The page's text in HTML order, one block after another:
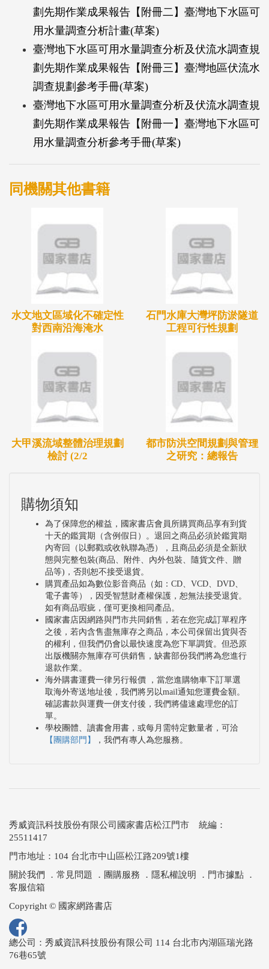
劃先期作業成果報告【附冊二】臺灣地下水區可
用水量調查分析計畫(草案)
臺灣地下水區可用水量調查分析及伏流水調查規
劃先期作業成果報告【附冊三】臺灣地區伏流水
調查規劃參考手冊(草案)
臺灣地下水區可用水量調查分析及伏流水調查規
劃先期作業成果報告【附冊一】臺灣地下水區可
用水量調查分析參考手冊(草案)
同機關其他書籍
水文地文區域化不確定性
對西南沿海淹水
石門水庫大灣坪防淤隧道
工程可行性規劃
大甲溪流域整體治理規劃
檢討 (2/2
都市防洪空間規劃與管理
之研究：總報告
購物須知
為了保障您的權益，國家書店會員所購買商品享有到貨
十天的鑑賞期（含例假日）。退回之商品必須於鑑賞期
內寄回（以郵戳或收執聯為憑），且商品必須是全新狀
態與完整包裝(商品、附件、內外包裝、隨貨文件、贈
品等)，否則恕不接受退貨。
購買產品如為數位影音商品（如：CD、VCD、DVD、
電子書等），因受智慧財產權保護，恕無法接受退貨。
如有商品瑕疵，僅可更換相同產品。
國家書店因網路與門市共同銷售，若在您完成訂單程序
之後，若內含售盡無庫存之商品，本公司保留出貨與否
的權利，但我們仍會以最快速度為您下單調貨。但恐原
出版機關亦無庫存可供銷售，缺書部份我們將為您進行
退款作業。
海外購書運費一律另行報價 ，當您進購物車下訂單選
取海外寄送地址後，我們將另以mail通知您運費金額。
確認書款與運費一併支付後，我們將儘速處理您的訂
單。
學校團體、讀書會用書，或每月需特定數量者，可洽
【團購部門】
，我們有專人為您服務。
秀威資訊科技股份有限公司國家書店松江門市 統編：
25511417
門市地址：104 台北市中山區松江路209號1樓
關於我們
． 常見問題 ． 團購服務 ． 隱私權說明 ． 門市據點 ．
客服信箱
Copyright © 國家網路書店
總公司：秀威資訊科技股份有限公司 114 台北市內湖區瑞光路
76巷65號